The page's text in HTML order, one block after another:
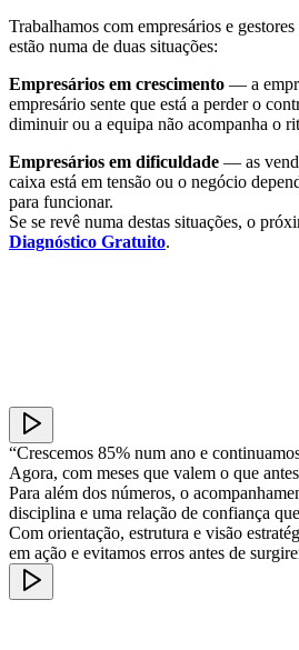
Trabalhamos com empresários e
estão numa de duas situações:
Empresários em crescimento — a
empresário sente que está a perder o
diminuir ou a equipa não acompanha o
Empresários em dificuldade — as
caixa está em tensão ou o negócio
para funcionar.
Se se revê numa destas situações, o
Diagnóstico Gratuito.
“Crescemos 85% num ano e
Agora, com meses que valem o que
Para além dos números, o
disciplina e uma relação de confiança
Com orientação, estrutura e visão
em ação e evitamos erros antes de